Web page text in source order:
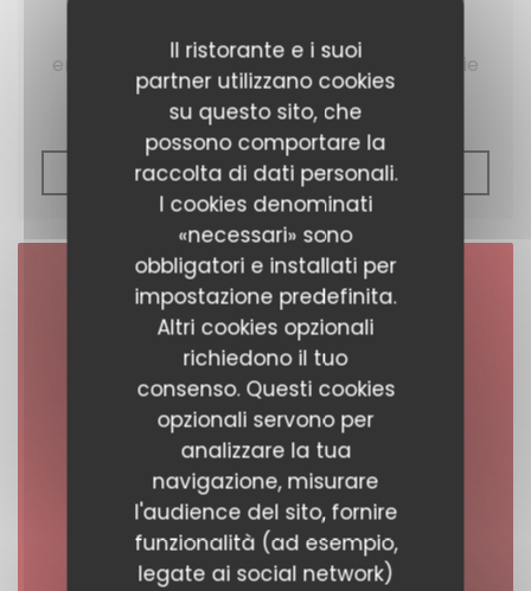
Il ristorante e i suoi
partner utilizzano cookies
su questo sito, che
possono comportare la
raccolta di dati personali.
I cookies denominati
«necessari» sono
obbligatori e installati per
impostazione predefinita.
Altri cookies opzionali
richiedono il tuo
consenso. Questi cookies
opzionali servono per
analizzare la tua
navigazione, misurare
l'audience del sito, fornire
funzionalità (ad esempio,
legate ai social network)
emploie des personnes porteuses de trisomie
21.
LEGGI L'ARTICOLO((APRE UNA NUOVA